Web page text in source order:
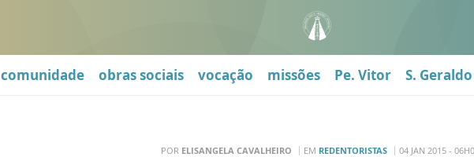
comunidade obras sociais vocação missões Pe. Vitor S. Geraldo
POR ELISANGELA CAVALHEIRO EM REDENTORISTAS 04 JAN 2015 -